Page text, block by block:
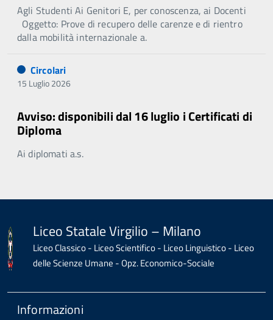
Agli Studenti Ai Genitori E, per conoscenza, ai Docenti
Oggetto: Prove di recupero delle carenze e di rientro
dalla mobilità internazionale a.
Circolari
15 Luglio 2026
Avviso: disponibili dal 16 luglio i Certificati di
Diploma
Ai diplomati a.s.
Liceo Statale Virgilio – Milano
Liceo Classico - Liceo Scientifico - Liceo Linguistico - Liceo
delle Scienze Umane - Opz. Economico-Sociale
Informazioni